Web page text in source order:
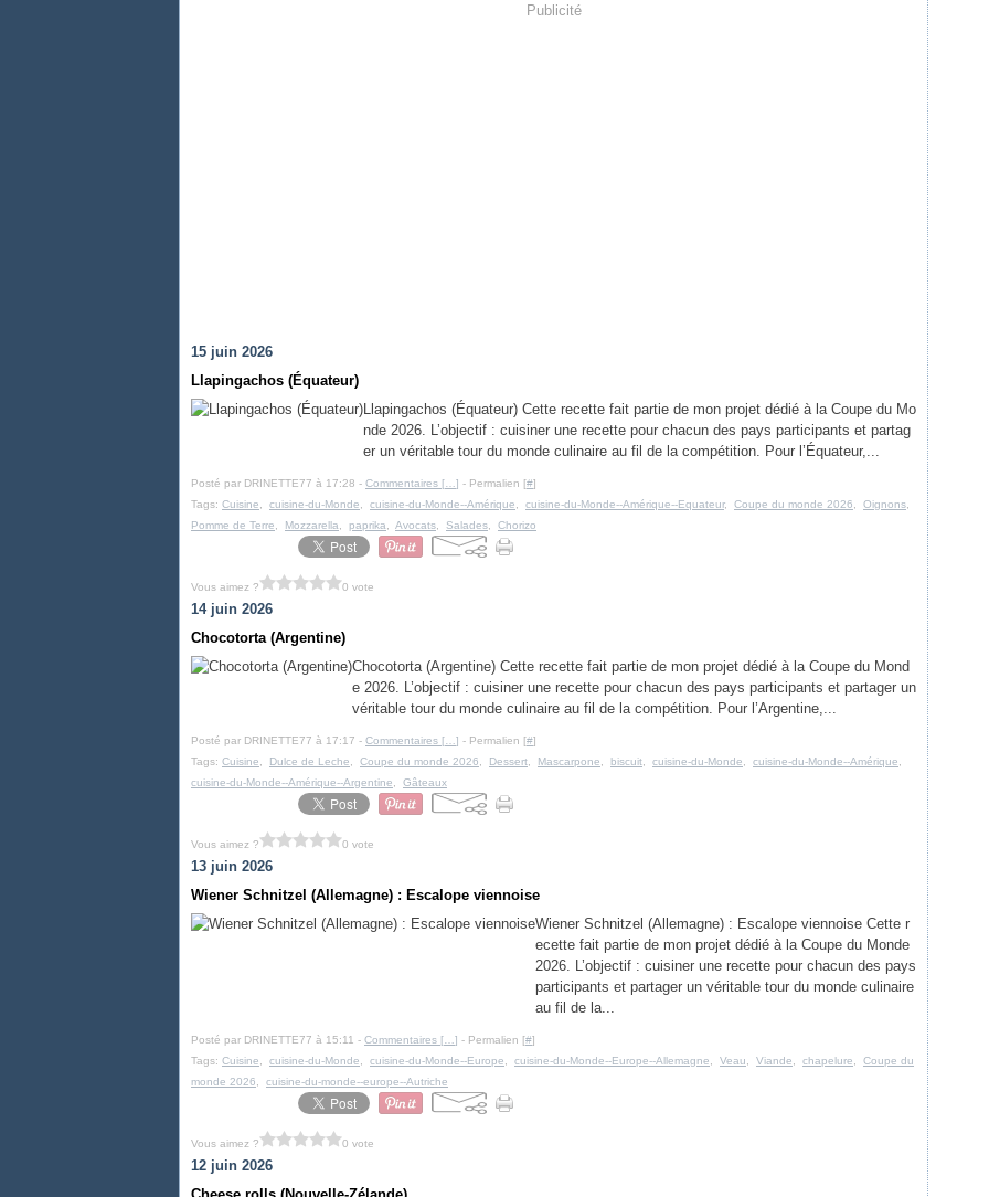
Publicité
15 juin 2026
Llapingachos (Équateur)
Llapingachos (Équateur) Cette recette fait partie de mon projet dédié à la Coupe du Mo
nde 2026. L’objectif : cuisiner une recette pour chacun des pays participants et partag
er un véritable tour du monde culinaire au fil de la compétition. Pour l’Équateur,...
Posté par DRINETTE77 à 17:28 - Commentaires [ ] - Permalien [#]
Tags: Cuisine cuisine-du-Monde cuisine-du-Monde--Amérique cuisine-du-Monde--Amérique--Equateur, Coupe du monde 2026 Oignons
Pomme de Terre
Mozzarella paprika Avocats Salades Chorizo
Vous aimez ? 0 vote
14 juin 2026
Chocotorta (Argentine)
Chocotorta (Argentine) Cette recette fait partie de mon projet dédié à la Coupe du Mond
e 2026. L’objectif : cuisiner une recette pour chacun des pays participants et partager un
véritable tour du monde culinaire au fil de la compétition. Pour l’Argentine,...
Posté par DRINETTE77 à 17:17 - Commentaires [ ] - Permalien [#]
Tags: Cuisine Dulce de Leche Coupe du monde 2026 Dessert Mascarpone biscuit cuisine-du-Monde cuisine-du-Monde--Amérique
cuisine-du-Monde--Amérique--Argentine
Gâteaux
Vous aimez ? 0 vote
13 juin 2026
Wiener Schnitzel (Allemagne) : Escalope viennoise
Wiener Schnitzel (Allemagne) : Escalope viennoise Cette r
ecette fait partie de mon projet dédié à la Coupe du Monde
2026. L’objectif : cuisiner une recette pour chacun des pays
participants et partager un véritable tour du monde culinaire
au fil de la...
Posté par DRINETTE77 à 15:11 - Commentaires [ ] - Permalien [#]
Tags: Cuisine cuisine-du-Monde cuisine-du-Monde--Europe cuisine-du-Monde--Europe--Allemagne Veau Viande chapelure
Coupe du
monde 2026
cuisine-du-monde--europe--Autriche
Vous aimez ? 0 vote
12 juin 2026